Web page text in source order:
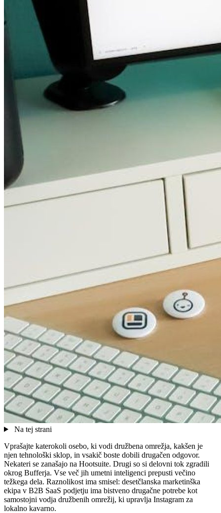
Na tej strani
Vprašajte katerokoli osebo, ki vodi družbena omrežja, kakšen je
njen tehnološki sklop, in vsakič boste dobili drugačen odgovor.
Nekateri se zanašajo na Hootsuite. Drugi so si delovni tok zgradili
okrog Bufferja. Vse več jih umetni inteligenci prepusti večino
težkega dela. Raznolikost ima smisel: desetčlanska marketinška
ekipa v B2B SaaS podjetju ima bistveno drugačne potrebe kot
samostojni vodja družbenih omrežij, ki upravlja Instagram za
lokalno kavarno.